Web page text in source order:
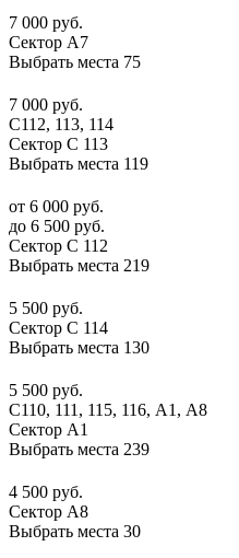
7 000 руб.
Сектор А7
Выбрать места 75
7 000 руб.
С112, 113, 114
Сектор C 113
Выбрать места 119
от 6 000 руб.
до 6 500 руб.
Сектор C 112
Выбрать места 219
5 500 руб.
Сектор C 114
Выбрать места 130
5 500 руб.
C110, 111, 115, 116, А1, A8
Сектор A1
Выбрать места 239
4 500 руб.
Сектор A8
Выбрать места 30